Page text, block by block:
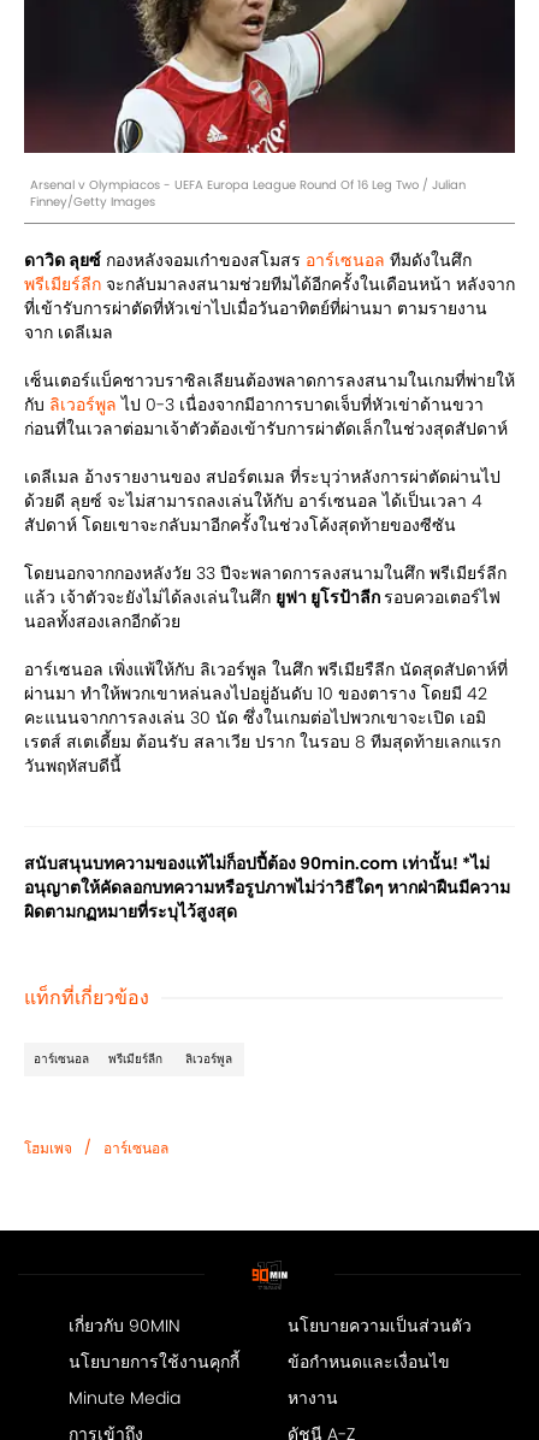
Arsenal v Olympiacos - UEFA Europa League Round Of 16 Leg Two / Julian
Finney/Getty Images
ดาวิด ลุยซ์ กองหลังจอมเก๋าของสโมสร อาร์เซนอล ทีมดังในศึก
พรีเมียร์ลีก จะกลับมาลงสนามช่วยทีมได้อีกครั้งในเดือนหน้า หลังจาก
ที่เข้ารับการผ่าตัดที่หัวเข่าไปเมื่อวันอาทิตย์ที่ผ่านมา ตามรายงาน
จาก เดลีเมล
เซ็นเตอร์แบ็คชาวบราซิลเลียนต้องพลาดการลงสนามในเกมที่พ่ายให้
กับ ลิเวอร์พูล ไป 0-3 เนื่องจากมีอาการบาดเจ็บที่หัวเข่าด้านขวา
ก่อนที่ในเวลาต่อมาเจ้าตัวต้องเข้ารับการผ่าตัดเล็กในช่วงสุดสัปดาห์
เดลีเมล อ้างรายงานของ สปอร์ตเมล ที่ระบุว่าหลังการผ่าตัดผ่านไป
ด้วยดี ลุยซ์ จะไม่สามารถลงเล่นให้กับ อาร์เซนอล ได้เป็นเวลา 4
สัปดาห์ โดยเขาจะกลับมาอีกครั้งในช่วงโค้งสุดท้ายของซีซัน
โดยนอกจากกองหลังวัย 33 ปีจะพลาดการลงสนามในศึก พรีเมียร์ลีก
แล้ว เจ้าตัวจะยังไม่ได้ลงเล่นในศึก ยูฟา ยูโรป้าลีกรอบควอเตอร์ไฟ
นอลทั้งสองเลกอีกด้วย
อาร์เซนอล เพิ่งแพ้ให้กับ ลิเวอร์พูล ในศึก พรีเมียรืลีก นัดสุดสัปดาห์ที่
ผ่านมา ทำให้พวกเขาหล่นลงไปอยู่อันดับ 10 ของตาราง โดยมี 42
คะแนนจากการลงเล่น 30 นัด ซึ่งในเกมต่อไปพวกเขาจะเปิด เอมิ
เรตส์ สเตเดี้ยม ต้อนรับ สลาเวีย ปราก ในรอบ 8 ทีมสุดท้ายเลกแรก
วันพฤหัสบดีนี้
สนับสนุนบทความของแท้ไม่ก็อปปี้ต้อง 90min.com เท่านั้น! *ไม่
อนุญาตให้คัดลอกบทความหรือรูปภาพไม่ว่าวิธีใดๆ หากฝ่าฝืนมีความ
ผิดตามกฏหมายที่ระบุไว้สูงสุด
แท็กที่เกี่ยวข้อง
อาร์เซนอล พรีเมียร์ลีก ลิเวอร์พูล
โฮมเพจ / อาร์เซนอล
เกี่ยวกับ 90MIN
นโยบายความเป็นส่วนตัว
นโยบายการใช้งานคุกกี้
ข้อกำหนดและเงื่อนไข
Minute Media
หางาน
การเข้าถึง
ดัชนี A-Z